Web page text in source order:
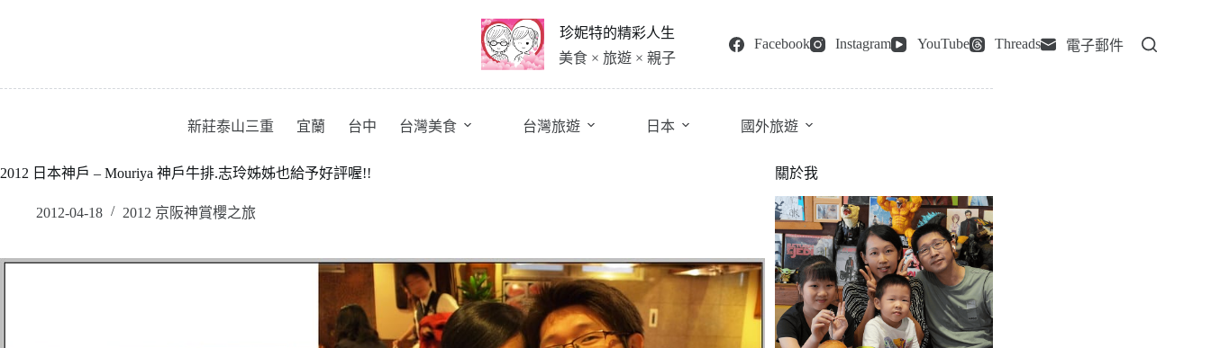
珍妮特的精彩人生
美食 × 旅遊 × 親子
Facebook Instagram YouTube Threads 電子郵件
新莊泰山三重 宜蘭 台中 台灣美食 台灣旅遊 日本 國外旅遊
2012 日本神戶 – Mouriya 神戶牛排.志玲姊姊也給予好評喔!!
2012-04-18 2012 京阪神賞櫻之旅
關於我